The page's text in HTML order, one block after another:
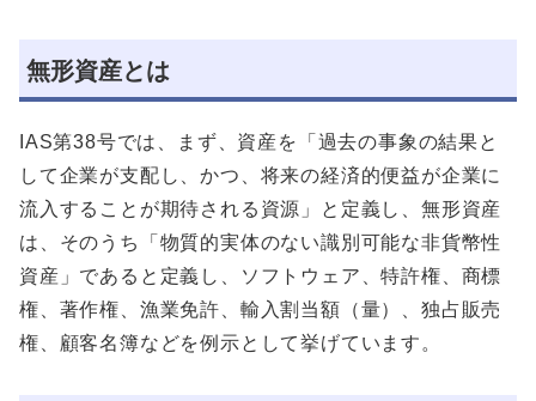
無形資産とは
IAS第38号では、まず、資産を「過去の事象の結果と
して企業が支配し、かつ、将来の経済的便益が企業に
流入することが期待される資源」と定義し、無形資産
は、そのうち「物質的実体のない識別可能な非貨幣性
資産」であると定義し、ソフトウェア、特許権、商標
権、著作権、漁業免許、輸入割当額（量）、独占販売
権、顧客名簿などを例示として挙げています。